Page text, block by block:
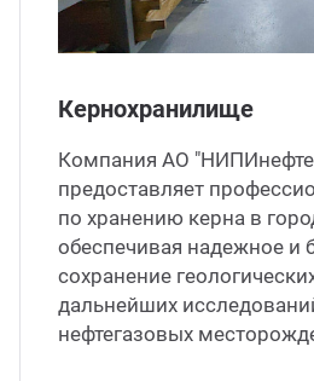
Кернохранилище
Компания АО
предоставляет
по хранению керна в
обеспечивая надежное и
сохранение
дальнейших
нефтегазовых